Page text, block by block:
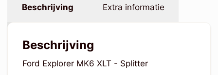
Beschrijving Extra informatie
Beschrijving
Ford Explorer MK6 XLT - Splitter